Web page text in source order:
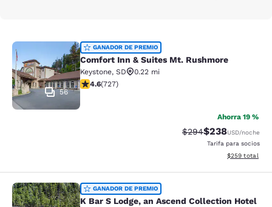
Comfort Inn & Suites Mt. Rushmore
56
GANADOR DE PREMIO
Comfort Inn & Suites Mt. Rushmore
Keystone, SD
0.22 mi
calificación de 4.56 estrellas. Excelente. 727 reseñas
4.6(727)
Ahorra 19 %
Precio tachado:
$294Precio con
$238USD/noche
Tarifa para socios
Ver detalles
$259 total
K Bar S Lodge, an Ascend
GANADOR DE PREMIO
K Bar S Lodge, an Ascend Collection Hotel